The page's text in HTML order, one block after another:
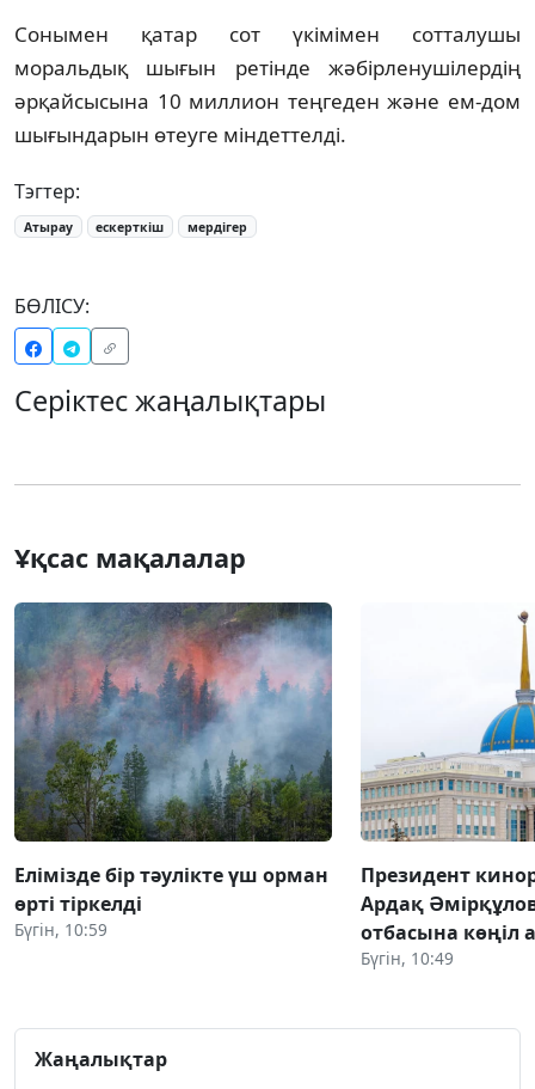
Сонымен қатар сот үкімімен сотталушы
моральдық шығын ретінде жәбірленушілердің
әрқайсысына 10 миллион теңгеден және ем-дом
шығындарын өтеуге міндеттелді.
Тэгтер:
Атырау ескерткіш мердігер
БӨЛІСУ:
Серіктес жаңалықтары
Ұқсас мақалалар
Елімізде бір тәулікте үш орман
өрті тіркелді
Бүгін, 10:59
Президент
Ардақ
отбасына көңіл
Бүгін, 10:49
Жаңалықтар